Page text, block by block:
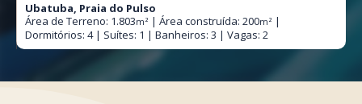
Ubatuba, Praia do Pulso
Área de Terreno: 1.803m² | Área construída: 200m² |
Dormitórios: 4 | Suítes: 1 | Banheiros: 3 | Vagas: 2